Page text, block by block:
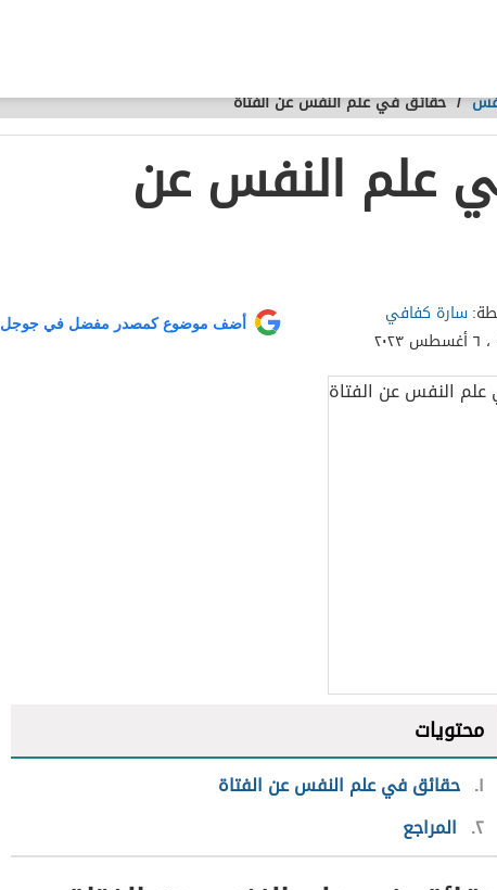
/حقائق في علم النفس عن الفتاة
علم النفس عن
سارة كفافي
أضف موضوع كمصدر مفضل في جوجل
محتويات
١ حقائق في علم النفس عن الفتاة
٢ المراجع